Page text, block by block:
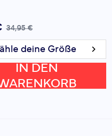
34,95 €
deine Größe
IN DEN